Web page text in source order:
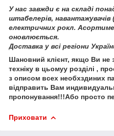
У нас завжди є на складі
штабелерів, навантажувачів
електричних рокл.
оновлюється.
Доставка у всі регіони
Шановний клієнт, якщо Ви не
техніку в цьомуу розділі ,
з описом всех необхздиних
відправить Вам индиви
пропонування!!!Або просто
Приховати